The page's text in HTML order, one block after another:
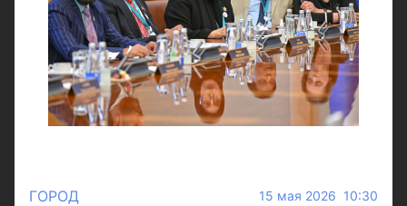
ГОРОД 15 мая 2026 10:30